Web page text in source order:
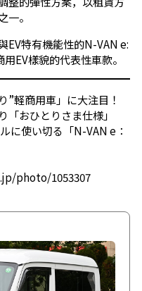
。
EV特有機能性的N-VAN e:
EV樣貌的代表性車款。
”軽商用車」に大注目！
おひとりさま仕様」
に使い切る「N-VAN e：
photo/1053307